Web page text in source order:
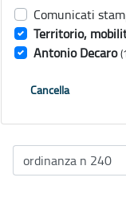
Comunicati
Territorio,
Antonio Decaro
Cancella